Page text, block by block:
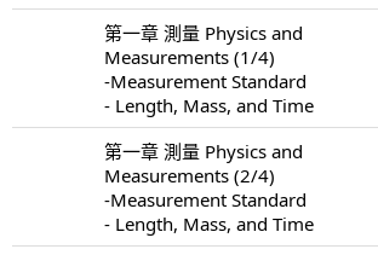
第一章 測量 Physics and
Measurements (1/4)
-Measurement Standard
- Length, Mass, and Time
第一章 測量 Physics and
Measurements (2/4)
-Measurement Standard
- Length, Mass, and Time